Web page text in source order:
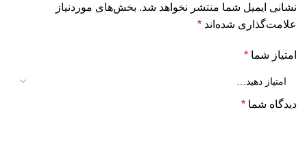
نشانی ایمیل شما منتشر نخواهد شد. بخش‌های موردنیاز
علامت‌گذاری شده‌اند *
امتیاز شما *
دیدگاه شما *